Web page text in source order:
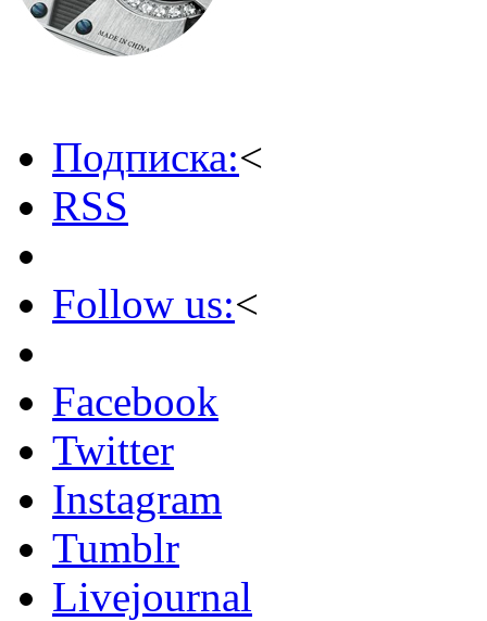
Подписка:<
RSS
Follow us:<
Facebook
Twitter
Instagram
Tumblr
Livejournal